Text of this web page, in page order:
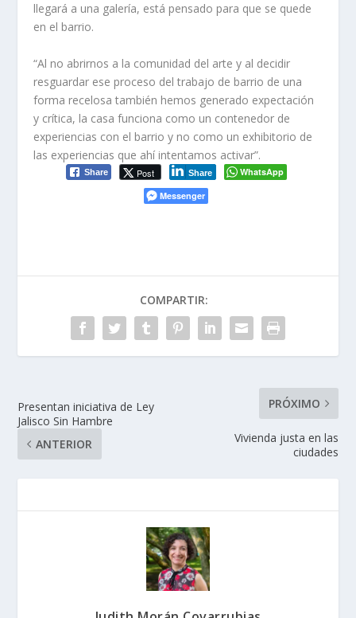
llegará a una galería, está pensado para que se quede
en el barrio.
“Al no abrirnos a la comunidad del arte y al decidir
resguardar ese proceso del trabajo de barrio de una
forma recelosa también hemos generado expectación
y crítica, la casa funciona como un contenedor de
experiencias con el barrio y no como un exhibitorio de
las experiencias que ahí intentamos activar”.
Share Post Share
WhatsApp
Messenger
COMPARTIR:
Presentan iniciativa de Ley
Jalisco Sin Hambre
ANTERIOR
PRÓXIMO
Vivienda justa en las
ciudades